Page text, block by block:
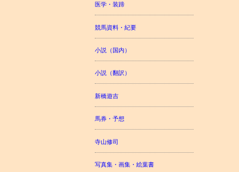
医学・装蹄
競馬資料・紀要
小説（国内）
小説（翻訳）
新橋遊吉
馬券・予想
寺山修司
写真集・画集・絵葉書